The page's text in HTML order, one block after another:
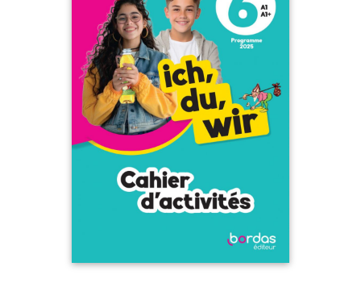
Mot de passe ou identifiant oublié
Bénéficiez de tarifs préférentiels
Téléchargez des ressources gratuites
Recevez des informations sur nos nouveautés